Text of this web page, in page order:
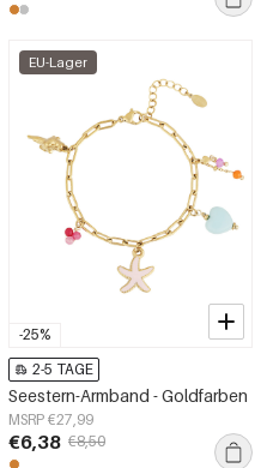
-25%
EU-Lager
2-5 TAGE
Seestern-Armband - Goldfarben
MSRP €27,99
€6,38 €8,50